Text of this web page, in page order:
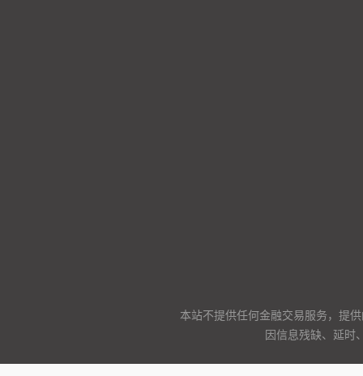
本站不提供任何金融交易服务，提
因信息残缺、延时